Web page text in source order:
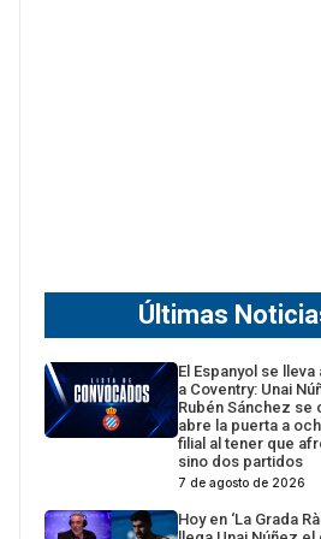
Últimas
El Espanyol se
a Coventry: Unai
Rubén Sánchez se
abre la puerta a
filial al tener que
sino dos partidos
7 de agosto de 2026
Hoy en ‘La Grada